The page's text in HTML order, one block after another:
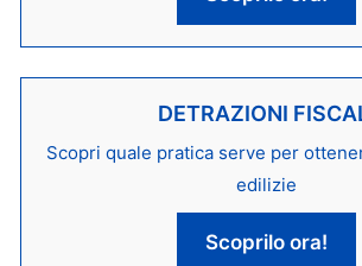
DETRAZIONI
Scopri quale pratica serve per
edilizie
Scoprilo ora!